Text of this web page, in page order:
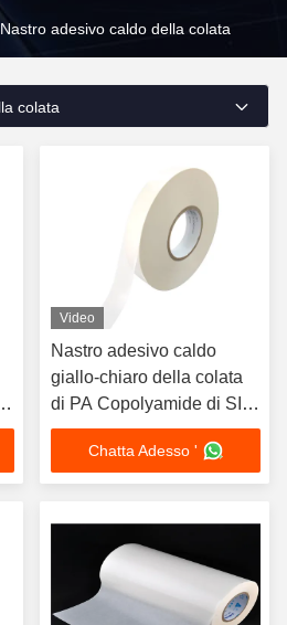
adesivo caldo della colata
colata
Video
Nastro adesivo caldo
giallo-chiaro della colata
di PA Copolyamide di SIM
Card Sticking
Chatta Adesso '